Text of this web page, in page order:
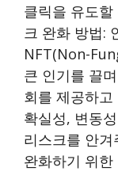
클릭을 유도
크 완화 방법:
NFT(Non-
큰 인기를 끌
회를 제공하
확실성, 변동
리스크를 안
완화하기 위